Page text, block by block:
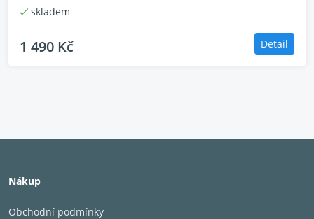
skladem
1 490 Kč Detail
Nákup
Obchodní podmínky